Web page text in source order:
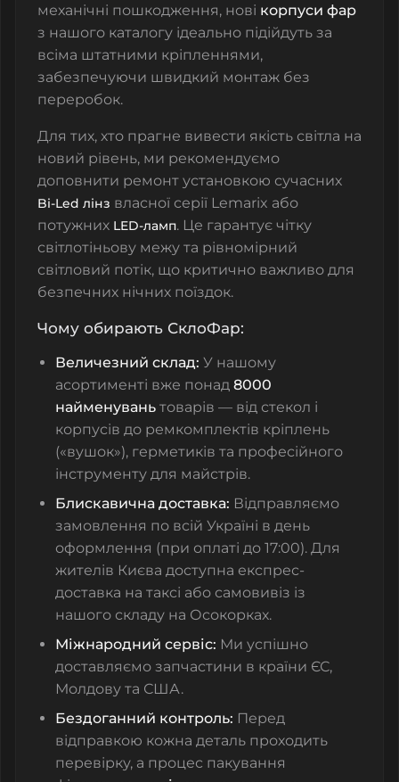
механічні пошкодження, нові корпуси фар
з нашого каталогу ідеально підійдуть за
всіма штатними кріпленнями,
забезпечуючи швидкий монтаж без
переробок.
Для тих, хто прагне вивести якість світла на
новий рівень, ми рекомендуємо
доповнити ремонт установкою сучасних
Bi-Led лінз власної серії Lemarix або
потужних LED-ламп. Це гарантує чітку
світлотіньову межу та рівномірний
світловий потік, що критично важливо для
безпечних нічних поїздок.
Чому обирають СклоФар:
Величезний склад: У нашому
асортименті вже понад 8000
найменувань товарів — від стекол і
корпусів до ремкомплектів кріплень
(«вушок»), герметиків та професійного
інструменту для майстрів.
Блискавична доставка: Відправляємо
замовлення по всій Україні в день
оформлення (при оплаті до 17:00). Для
жителів Києва доступна експрес-
доставка на таксі або самовивіз із
нашого складу на Осокорках.
Міжнародний сервіс: Ми успішно
доставляємо запчастини в країни ЄС,
Молдову та США.
Бездоганний контроль: Перед
відправкою кожна деталь проходить
перевірку, а процес пакування